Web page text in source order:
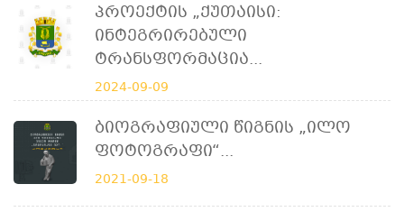
Პროექტის „ქუთაისი:
Ინტეგრირებული
Ტრანსფორმაცია...
2024-09-09
Ბიოგრაფიული Წიგნის „ილო
Ფოტოგრაფი“...
2021-09-18